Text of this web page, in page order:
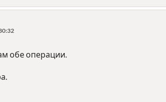
обе операции.